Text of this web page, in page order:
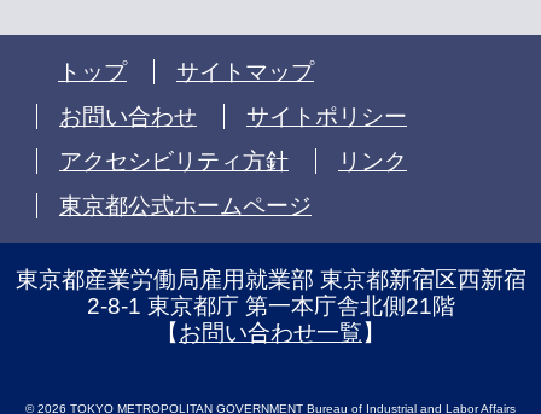
トップ
サイトマップ
お問い合わせ
サイトポリシー
アクセシビリティ方針
リンク
東京都公式ホームページ
東京都産業労働局雇用就業部 東京都新宿区西新宿
2-8-1 東京都庁 第一本庁舎北側21階
【お問い合わせ一覧】
© 2026 TOKYO METROPOLITAN GOVERNMENT Bureau of Industrial and Labor Affairs